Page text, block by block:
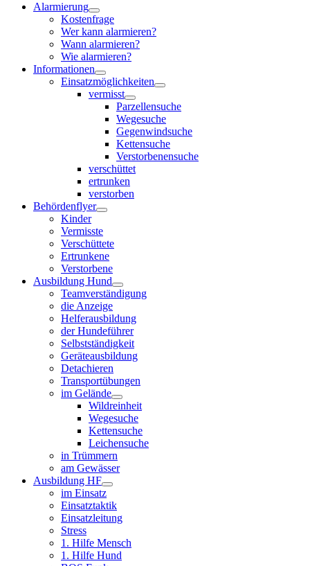
Alarmierung
Kostenfrage
Wer kann alarmieren?
Wann alarmieren?
Wie alarmieren?
Informationen
Einsatzmöglichkeiten
vermisst
Parzellensuche
Wegesuche
Gegenwindsuche
Kettensuche
Verstorbenensuche
verschüttet
ertrunken
verstorben
Behördenflyer
Kinder
Vermisste
Verschüttete
Ertrunkene
Verstorbene
Ausbildung Hund
Teamverständigung
die Anzeige
Helferausbildung
der Hundeführer
Selbstständigkeit
Geräteausbildung
Detachieren
Transportübungen
im Gelände
Wildreinheit
Wegesuche
Kettensuche
Leichensuche
in Trümmern
am Gewässer
Ausbildung HF
im Einsatz
Einsatztaktik
Einsatzleitung
Stress
1. Hilfe Mensch
1. Hilfe Hund